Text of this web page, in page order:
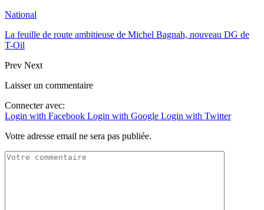
National
La feuille de route ambitieuse de Michel Bagnah, nouveau DG de
T-Oil
Prev Next
Laisser un commentaire
Connecter avec:
Login with Facebook Login with Google Login with Twitter
Votre adresse email ne sera pas publiée.